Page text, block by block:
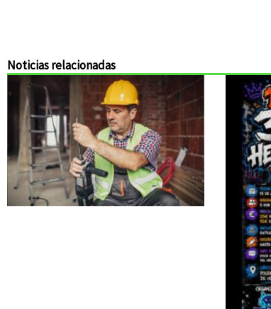
Noticias relacionadas